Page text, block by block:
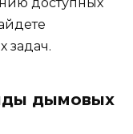
задач.
дымовых